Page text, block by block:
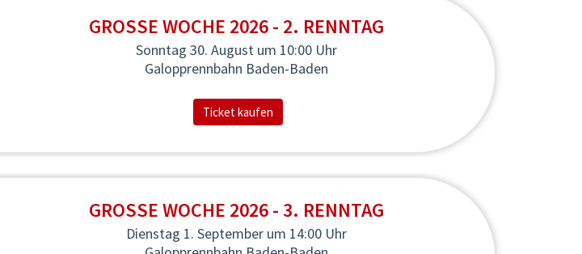
GROSSE WOCHE 2026 - 2. RENNTAG
Sonntag 30. Augustum 10:00 Uhr
Galopprennbahn Baden-Baden
Ticket kaufen
GROSSE WOCHE 2026 - 3. RENNTAG
Dienstag 1. Septemberum 14:00 Uhr